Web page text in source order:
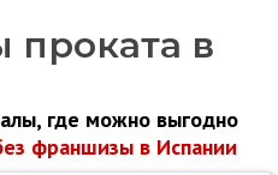
в
где можно выгодно
франшизы в Испании